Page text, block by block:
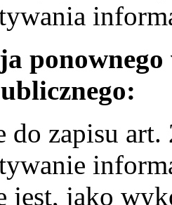
do zapisu
jest, jako